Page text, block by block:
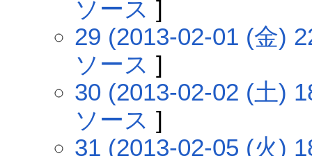
ソース ]
29 (2013-02-01 (金)
ソース ]
30 (2013-02-02 (土)
ソース ]
31 (2013-02-05 (火)